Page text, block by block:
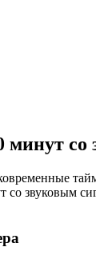
минут
звуковым